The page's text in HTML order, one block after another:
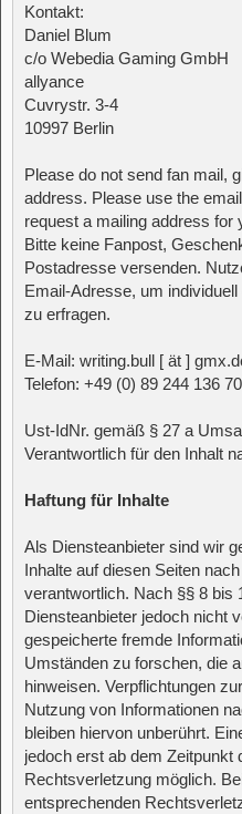
Kontakt:
Daniel Blum
c/o Webedia Gaming GmbH
allyance
Cuvrystr. 3-4
10997 Berlin
Please do not send fan mail,
address. Please use the
request a mailing address for
Bitte keine Fanpost,
Postadresse versenden.
Email-Adresse, um
zu erfragen.
E-Mail: writing.bull [ ät ]
Telefon: +49 (0) 89 244 136
Ust-IdNr. gemäß § 27 a
Verantwortlich für den Inhalt
Haftung für Inhalte
Als Diensteanbieter sind wir
Inhalte auf diesen Seiten
verantwortlich. Nach §§ 8 bis
Diensteanbieter jedoch nicht
gespeicherte fremde
Umständen zu forschen, die
hinweisen. Verpflichtungen
Nutzung von Informationen
bleiben hiervon unberührt.
jedoch erst ab dem Zeitpunkt
Rechtsverletzung möglich.
entsprechenden